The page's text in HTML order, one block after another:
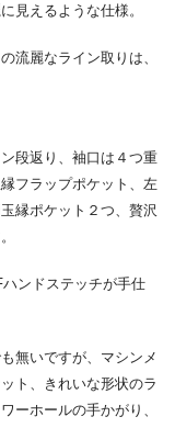
見えるような仕様。
流麗なライン取りは、
段返り、袖口は４つ重
フラップポケット、左
縁ポケット２つ、贅沢
ンドステッチが手仕
無いですが、マシンメ
ト、きれいな形状のラ
ーホールの手かがり、